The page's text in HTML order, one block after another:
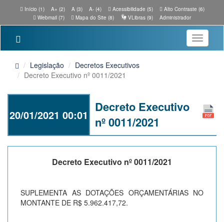
Início (1) A+ (2) A (3) A- (4) Acessibilidade (5)
Alto Contraste (6)
Webmail (7)
Mapa do Site (8) VLibras (9) Administrador
Toggle
Legislação
Decretos Executivos
Decreto Executivo nº 0011/2021
20/01/2021 00:01
Decreto Executivo
nº 0011/2021
Decreto Executivo nº 0011/2021
SUPLEMENTA AS DOTAÇÕES ORÇAMENTÁRIAS NO
MONTANTE DE R$ 5.962.417,72.